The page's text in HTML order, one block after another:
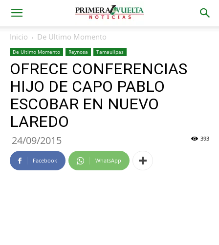
Inicio De Ultimo Momento
De Ultimo Momento Reynosa Tamaulipas
OFRECE CONFERENCIAS
HIJO DE CAPO PABLO
ESCOBAR EN NUEVO
LAREDO
24/09/2015 393
Facebook WhatsApp